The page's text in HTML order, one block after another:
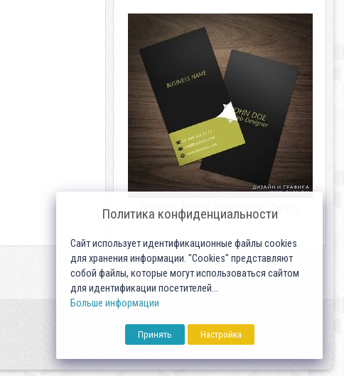
Stylish Black Business Cards
Политика конфиденциальности
Сайт использует идентификационные файлы cookies
для хранения информации. "Cookies" представляют
собой файлы, которые могут использоваться сайтом
для идентификации посетителей...
Больше информации
Принять Настройка